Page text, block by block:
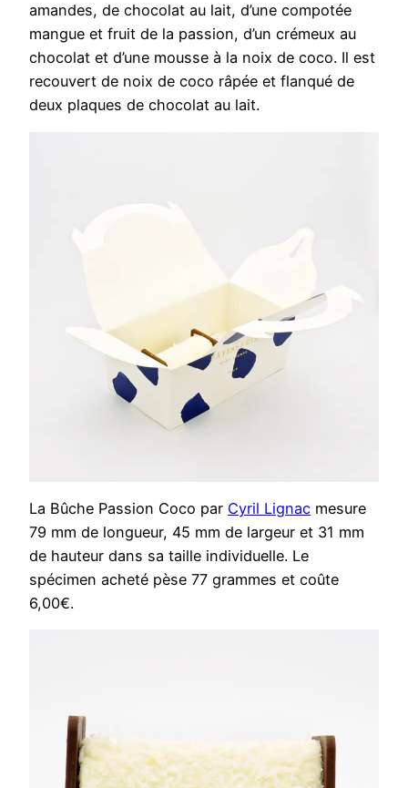
amandes, de chocolat au lait, d’une compotée
mangue et fruit de la passion, d’un crémeux au
chocolat et d’une mousse à la noix de coco. Il est
recouvert de noix de coco râpée et flanqué de
deux plaques de chocolat au lait.
La Bûche Passion Coco par Cyril Lignac mesure
79 mm de longueur, 45 mm de largeur et 31 mm
de hauteur dans sa taille individuelle. Le
spécimen acheté pèse 77 grammes et coûte
6,00€.